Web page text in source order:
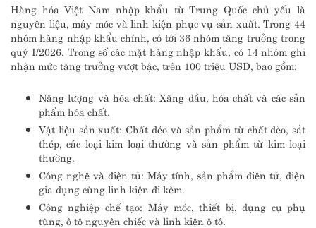
Hàng hóa Việt Nam nhập khẩu từ Trung Quốc chủ yếu là
nguyên liệu, máy móc và linh kiện phục vụ sản xuất. Trong 44
nhóm hàng nhập khẩu chính, có tới 36 nhóm tăng trưởng trong
quý I/2026. Trong số các mặt hàng nhập khẩu, có 14 nhóm ghi
nhận mức tăng trưởng vượt bậc, trên 100 triệu USD, bao gồm:
Năng lượng và hóa chất: Xăng dầu, hóa chất và các sản
phẩm hóa chất.
Vật liệu sản xuất: Chất dẻo và sản phẩm từ chất dẻo, sắt
thép, các loại kim loại thường và sản phẩm từ kim loại
thường.
Công nghệ và điện tử: Máy tính, sản phẩm điện tử, điện
gia dụng cùng linh kiện đi kèm.
Công nghiệp chế tạo: Máy móc, thiết bị, dụng cụ phụ
tùng, ô tô nguyên chiếc và linh kiện ô tô.